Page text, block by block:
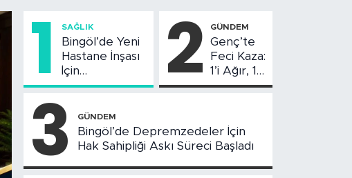
1 SAĞLIK
Bingöl’de Yeni
Hastane İnşası
İçin
Değerlendirme
Yapıldı
2 GÜNDEM
Genç’te
Feci Kaza:
1’i Ağır, 10
Yaralı
3 GÜNDEM
Bingöl’de Depremzedeler İçin
Hak Sahipliği Askı Süreci Başladı